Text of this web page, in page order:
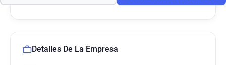
Detalles De La Empresa